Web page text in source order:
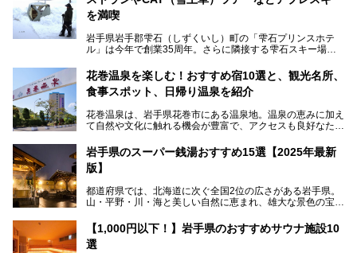
を満喫
岩手県岩手郡雫石（しずくいし）町の「雫石プリンスホテ
ル」は今年で創業35周年。さらに隣接する雫石スキー場は
の後"）の充実をはかり、テーマをSNOW（雪）＋NOVA
（新星）で「SNØVA（スノーヴァ）」としました！
喫できるパウダースノーの雫石。というわけで、「雫石プリ
ンスホテル」にお出かけして楽しめるアクティビティや温泉
───
提供元：株式会社西武・プリンスホテルズワールドワイド
この記事は雫石プリンスホテルのPR記事です。
花巻温泉を楽しむ！おすすめ宿10選と、観光名所、
食事スポット、日帰り温泉を紹介
花巻温泉は、岩手県花巻市にある温泉地。温泉の恵みに加え
て自然や文化に触れる機会が豊富で、アクセスも良好なた
この記事では、花巻温泉の魅力、おすすめの宿・注目すべき
観光スポット・味わい深い食事処・気軽に立ち寄れる日帰り
花巻温泉での日常を忘れられる特別な体験を通じて、いつも
岩手県のスーパー銭湯おすすめ15選【2025年最新
版】
都道府県では、北海道に次ぐ全国2位の広さがある岩手県。
山・平野・川・海と美しい自然に恵まれ、雄大な景色の宝庫
三陸の魚介類などの岩手グルメは全国に知られていますね。
大自然に囲まれた岩手県には、温泉が多く湧き出していま
す。今回は、岩手県でおすすめのスーパー銭湯をご紹介しま
【1,000円以下！】岩手県のおすすめサウナ施設10
選